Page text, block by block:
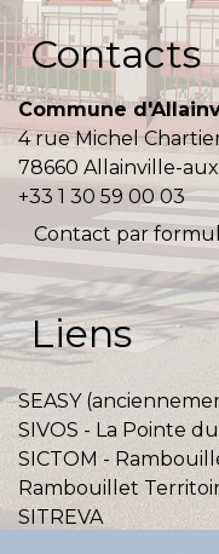
Contacts
Commune
4 rue Michel
78660 Allainville-
+33 1 30 59 00 03
Contact par
Liens
SEASY
SIVOS - La Pointe
SICTOM -
Rambouillet
SITREVA